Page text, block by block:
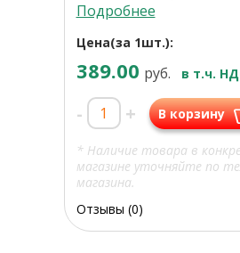
Подробнее
Цена(за 1шт.):
389.00 руб. в т.ч.
- + В корзину
* Наличие товара в
магазине уточняйте по
магазина.
Отзывы (0)